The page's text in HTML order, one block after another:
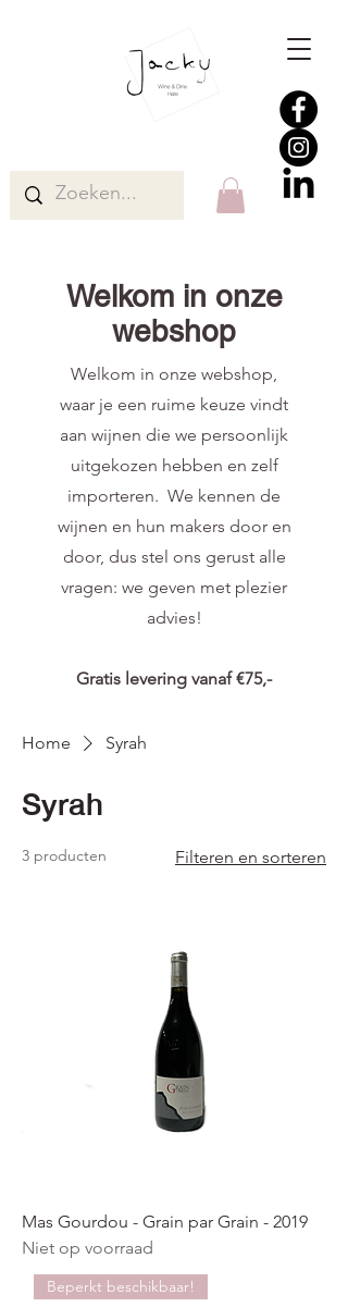
Welkom in onze
webshop
Welkom in onze webshop,
waar je een ruime keuze vindt
aan wijnen die we persoonlijk
uitgekozen hebben en zelf
importeren. We kennen de
wijnen en hun makers door en
door, dus stel ons gerust alle
vragen: we geven met plezier
advies!
Gratis levering vanaf €75,-
Home Syrah
Syrah
3 producten Filteren en sorteren
Mas Gourdou - Grain par Grain - 2019
Niet op voorraad
Beperkt beschikbaar!